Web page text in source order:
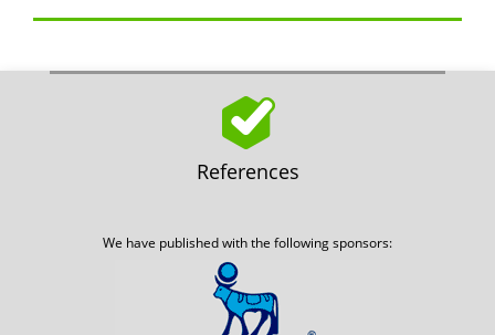
References
We have published with the following sponsors: